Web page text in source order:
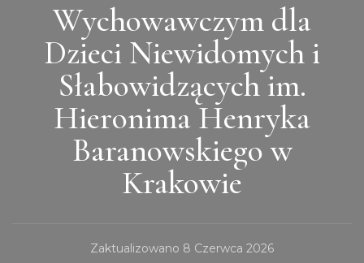
Wychowawczym dla
Dzieci Niewidomych i
Słabowidzących im.
Hieronima Henryka
Baranowskiego w
Krakowie
Zaktualizowano 8 Czerwca 2026